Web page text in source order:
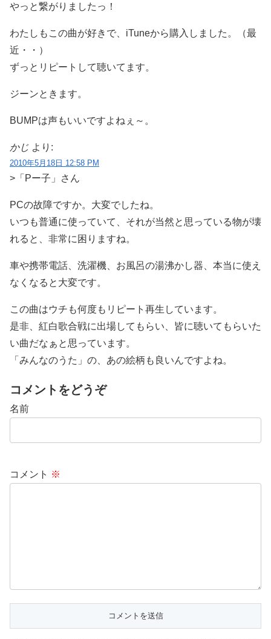
やっと繋がりましたっ！
わたしもこの曲が好きで、iTuneから購入しました。（最
近・・）
ずっとリピートして聴いてます。
ジーンときます。
BUMPは声もいいですよねぇ～。
かじ より:
2010年5月18日 12:58 PM
>「Pー子」さん
PCの故障ですか。大変でしたね。
いつも普通に使っていて、それが当然と思っている物が壊
れると、非常に困りますね。
車や携帯電話、洗濯機、お風呂の湯沸かし器、本当に使え
なくなると大変です。
この曲はウチも何度もリピート再生しています。
是非、紅白歌合戦に出場してもらい、皆に聴いてもらいた
い曲だなぁと思っています。
「みんなのうた」の、あの絵柄も良いんですよね。
コメントをどうぞ
名前
コメント ※